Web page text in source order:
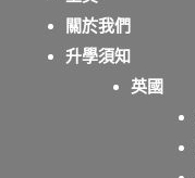
關於我們
升學須知
英國